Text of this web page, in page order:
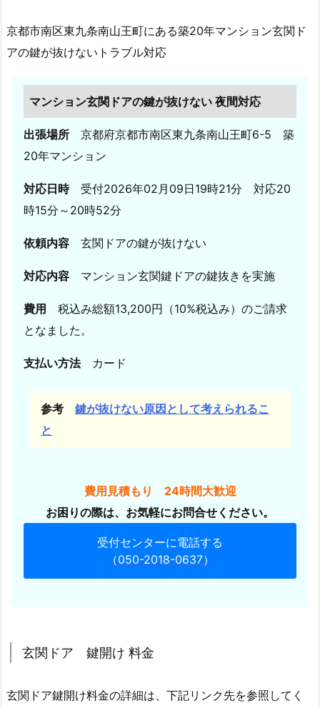
間
対
2.
1.
玄
関
ア
鍵
け
金
2.
2.
関
け
対
京都市南区東九条南山王町にある築20年マンション玄関ド
アの鍵が抜けないトラブル対応
マンション玄関ドアの鍵が抜けない 夜間対応
出張場所 京都府京都市南区東九条南山王町6-5 築
20年マンション
対応日時受付2026年02月09日19時21分 対応20
時15分～20時52分
依頼内容 玄関ドアの鍵が抜けない
対応内容 マンション玄関鍵ドアの鍵抜きを実施
費用 税込み総額13,200円（10%税込み）のご請求
となました。
支払い方法カード
参考
鍵が抜けない原因として考えられるこ
と
費用見積もり 24時間大歓迎
お困りの際は、お気軽にお問合せください。
受付センターに電話する
（050-2018-0637）
玄関ドア 鍵開け 料金
玄関ドア鍵開け料金の詳細は、下記リンク先を参照してく